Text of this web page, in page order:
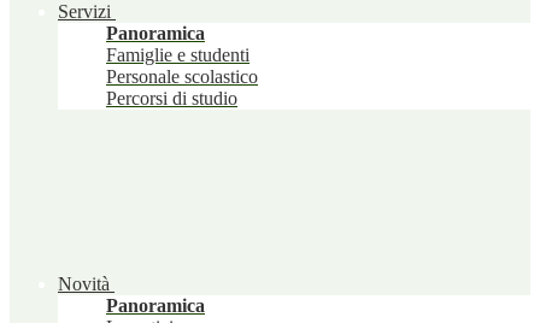
Servizi
Panoramica
Famiglie e studenti
Personale scolastico
Percorsi di studio
Novità
Panoramica